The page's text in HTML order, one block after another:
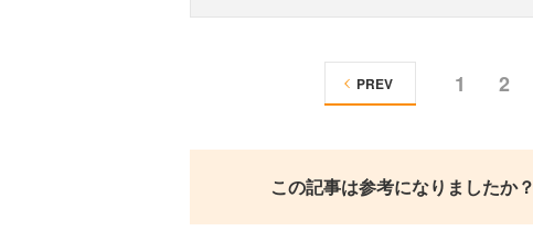
1 2
PREV
この記事は参考になりましたか？